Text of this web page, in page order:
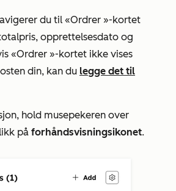
du til «Ordrer »-kortet
opprettelsesdato og
«Ordrer »-kortet ikke vises
din, kan du legge det til
hold musepekeren over
på forhåndsvisningsikonet.